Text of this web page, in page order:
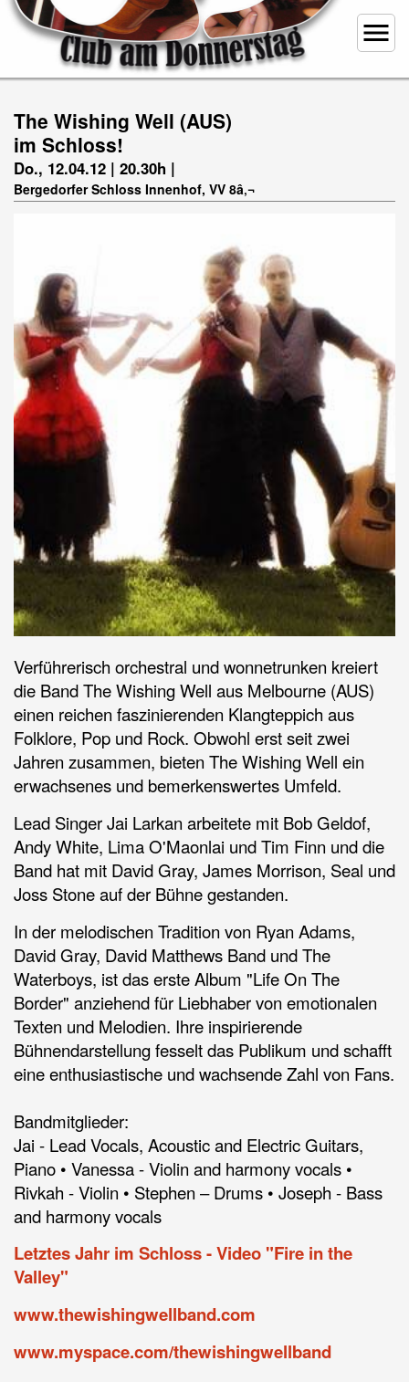
menu
The Wishing Well (AUS)
im Schloss!
Do., 12.04.12 | 20.30h |
Bergedorfer Schloss Innenhof, VV 8â‚¬
Verführerisch orchestral und wonnetrunken kreiert
die Band The Wishing Well aus Melbourne (AUS)
einen reichen faszinierenden Klangteppich aus
Folklore, Pop und Rock. Obwohl erst seit zwei
Jahren zusammen, bieten The Wishing Well ein
erwachsenes und bemerkenswertes Umfeld.
Lead Singer Jai Larkan arbeitete mit Bob Geldof,
Andy White, Lima O'Maonlai und Tim Finn und die
Band hat mit David Gray, James Morrison, Seal und
Joss Stone auf der Bühne gestanden.
In der melodischen Tradition von Ryan Adams,
David Gray, David Matthews Band und The
Waterboys, ist das erste Album "Life On The
Border" anziehend für Liebhaber von emotionalen
Texten und Melodien. Ihre inspirierende
Bühnendarstellung fesselt das Publikum und schafft
eine enthusiastische und wachsende Zahl von Fans.
Bandmitglieder:
Jai - Lead Vocals, Acoustic and Electric Guitars,
Piano • Vanessa - Violin and harmony vocals •
Rivkah - Violin • Stephen – Drums • Joseph - Bass
and harmony vocals
Letztes Jahr im Schloss - Video "Fire in the
Valley"
www.thewishingwellband.com
www.myspace.com/thewishingwellband